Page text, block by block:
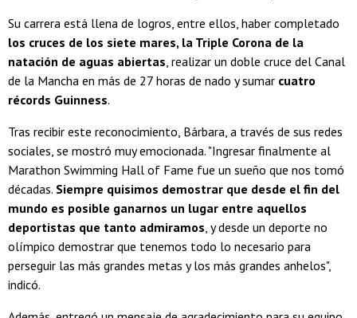
Su carrera está llena de logros, entre ellos, haber completado
los cruces de los siete mares, la Triple Corona de la
natación de aguas abiertas , realizar un doble cruce del Canal
de la Mancha en más de 27 horas de nado y sumar cuatro
récords Guinness.
Tras recibir este reconocimiento, Bárbara, a través de sus redes
sociales, se mostró muy emocionada. "Ingresar finalmente al
Marathon Swimming Hall of Fame fue un sueño que nos tomó
décadas. Siempre quisimos demostrar que desde el fin del
mundo es posible ganarnos un lugar entre aquellos
deportistas que tanto admiramos , y desde un deporte no
olímpico demostrar que tenemos todo lo necesario para
perseguir las más grandes metas y los más grandes anhelos",
indicó.